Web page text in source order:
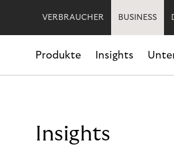
VERBRAUCHER BUSINESS
Produkte Insights
Insights